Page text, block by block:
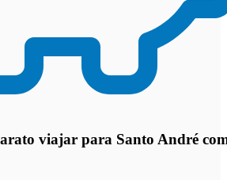
viajar para Santo André